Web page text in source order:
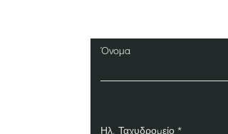
Όνομα
Ηλ. Ταχυδρομείο